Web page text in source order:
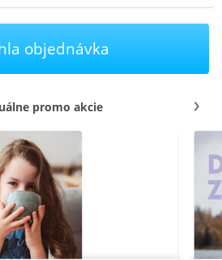
objednávka
promo akcie